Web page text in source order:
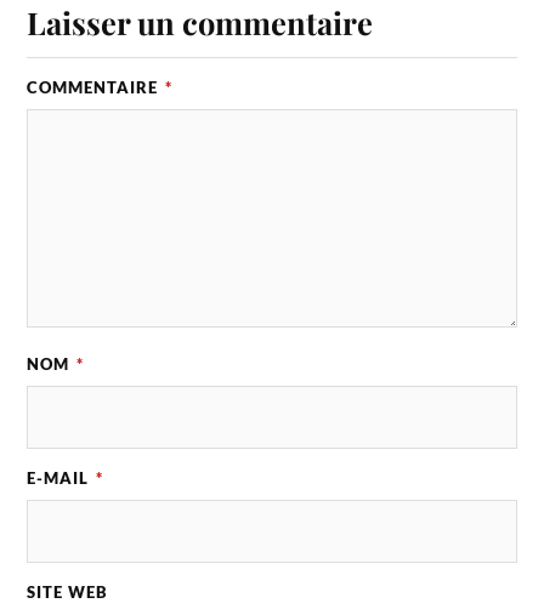
Laisser un commentaire
COMMENTAIRE *
NOM *
E-MAIL *
SITE WEB